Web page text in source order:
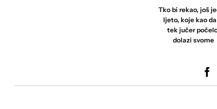
Tko bi rekao, još
ljeto, koje kao
tek jučer
dolazi svome